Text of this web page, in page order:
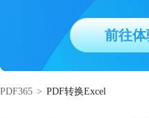
前往体
PDF365 > PDF转换Excel